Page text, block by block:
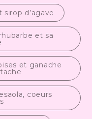
d’agave
et sa
et ganache
coeurs